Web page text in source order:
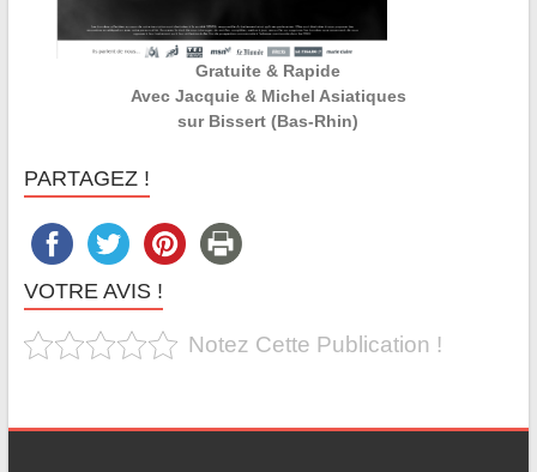
Gratuite & Rapide
Avec Jacquie & Michel Asiatiques
sur Bissert (Bas-Rhin)
PARTAGEZ !
VOTRE AVIS !
Notez Cette Publication !